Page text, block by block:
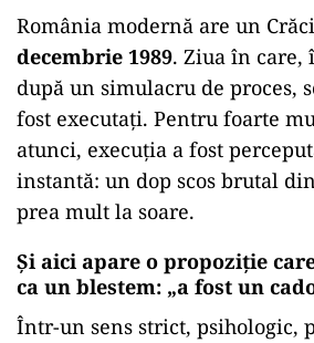
România modernă are un
decembrie 1989. Ziua în care,
după un simulacru de proces,
fost executați. Pentru foarte
atunci, execuția a fost
instantă: un dop scos brutal
prea mult la soare.
Și aici apare o propoziție
ca un blestem: „a fost un
Într-un sens strict, psihologic,